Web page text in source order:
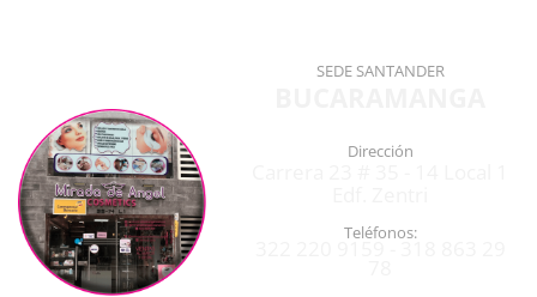
SEDE SANTANDER
Dirección
Teléfonos: